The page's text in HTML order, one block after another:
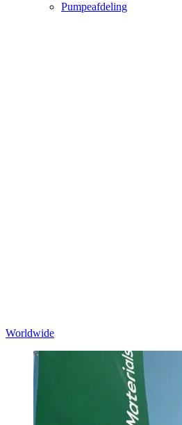
Pumpeafdeling
Worldwide